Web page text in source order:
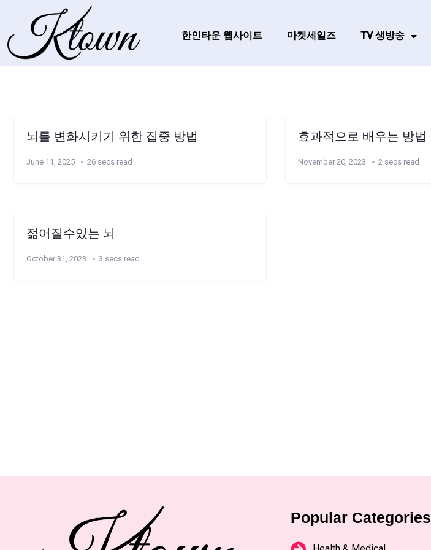
한인타운 웹사이트 마켓세일즈 TV 생방송
뇌를 변화시키기 위한 집중 방법
June 11, 2025 26 secs read
효과적으로 배우는 방법
November 20, 2023 2 secs read
젊어질수있는 뇌
October 31, 2023 3 secs read
Popular Categories